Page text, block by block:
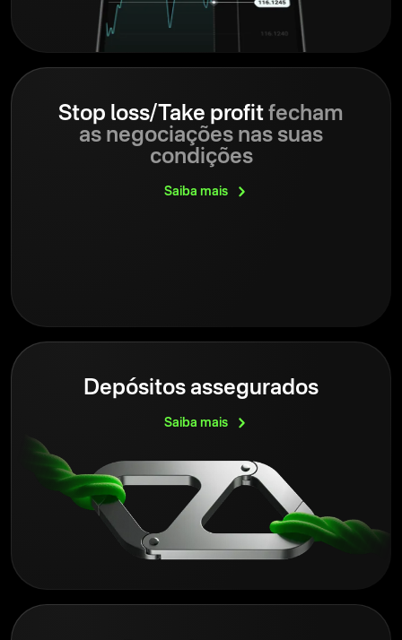
Stop loss/Take profit fecham
as negociações nas suas
condições
Saiba mais
Depósitos assegurados
Saiba mais